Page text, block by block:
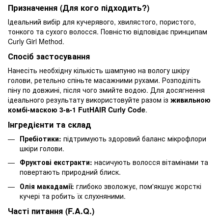
Призначення (Для кого підходить?)
Ідеальний вибір для кучерявого, хвилястого, пористого,
тонкого та сухого волосся. Повністю відповідає принципам
Curly Girl Method.
Спосіб застосування
Нанесіть необхідну кількість шампуню на вологу шкіру
голови, ретельно спіньте масажними рухами. Розподіліть
піну по довжині, після чого змийте водою. Для досягнення
ідеального результату використовуйте разом із живильною
комбі-маскою 3-в-1 FutHAIR Curly Code.
Інгредієнти та склад
Пребіотики: підтримують здоровий баланс мікрофлори
шкіри голови.
Фруктові екстракти: насичують волосся вітамінами та
повертають природний блиск.
Олія макадамії: глибоко зволожує, пом'якшує жорсткі
кучері та робить їх слухняними.
Часті питання (F.A.Q.)